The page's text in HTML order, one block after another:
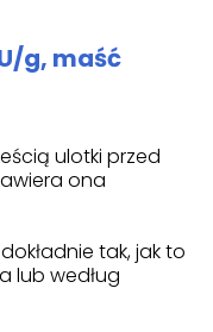
g, maść
ulotki przed
ona
tak, jak to
lub według